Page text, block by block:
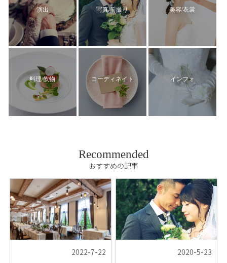
演出 写真/前撮り 美容/衣裳
料理/飲物 コーディネイト インフォ
Recommended
おすすめの記事
2022-7-22 2020-5-23